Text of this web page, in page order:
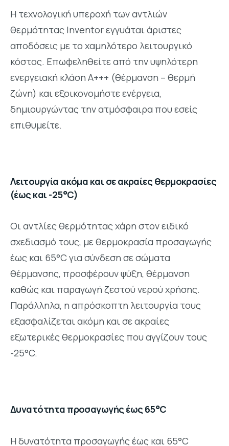
Η τεχνολογική υπεροχή των αντλιών
θερμότητας Inventor εγγυάται άριστες
αποδόσεις με το χαμηλότερο λειτουργικό
κόστος. Επωφεληθείτε από την υψηλότερη
ενεργειακή κλάση Α+++ (θέρμανση – θερμή
ζώνη) και εξοικονομήστε ενέργεια,
δημιουργώντας την ατμόσφαιρα που εσείς
επιθυμείτε.
Λειτουργία ακόμα και σε ακραίες θερμοκρασίες
(έως και -25°C)
Οι αντλίες θερμότητας χάρη στον ειδικό
σχεδιασμό τους, με θερμοκρασία προσαγωγής
έως και 65°C για σύνδεση σε σώματα
θέρμανσης, προσφέρουν ψύξη, θέρμανση
καθώς και παραγωγή ζεστού νερού χρήσης.
Παράλληλα, η απρόσκοπτη λειτουργία τους
εξασφαλίζεται ακόμη και σε ακραίες
εξωτερικές θερμοκρασίες που αγγίζουν τους
-25°C.
Δυνατότητα προσαγωγής έως 65°C
Η δυνατότητα προσαγωγής έως και 65°C